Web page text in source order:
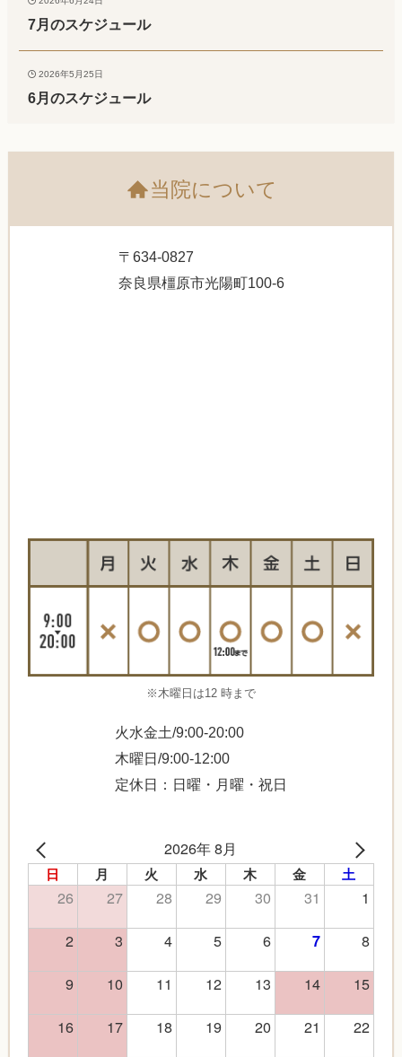
7月のスケジュール
2026年5月25日
6月のスケジュール
当院について
〒634-0827
奈良県橿原市光陽町100-6
※木曜日は12 時まで
火水金土/9:00-20:00
木曜日/9:00-12:00
定休日：日曜・月曜・祝日
2026年 8月
日 月 火 水 木 金 土
26 27 28 29 30 31
1
2
3 4 5 6 7
8
9
10 11 12 13 14
15
16
17 18 19 20 21
22